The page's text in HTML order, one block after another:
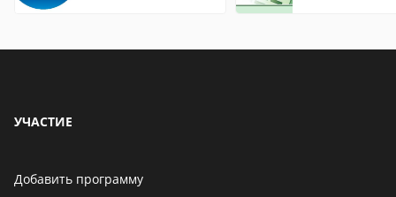
УЧАСТИЕ
Добавить программу